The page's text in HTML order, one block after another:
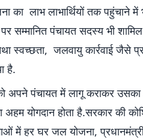
का लाभ लाभार्थियों तक पहुंचाने में
सम्मानित पंचायत सदस्य भी
स्वच्छता, जलवायु कार्रवाई जैसे
है.
पंचायत में लागू कराकर उसका
अहम योगदान होता है.सरकार की
में हर घर जल योजना,